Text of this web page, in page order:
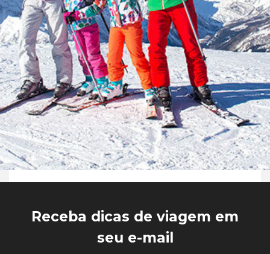
Receba dicas de viagem em
seu e-mail